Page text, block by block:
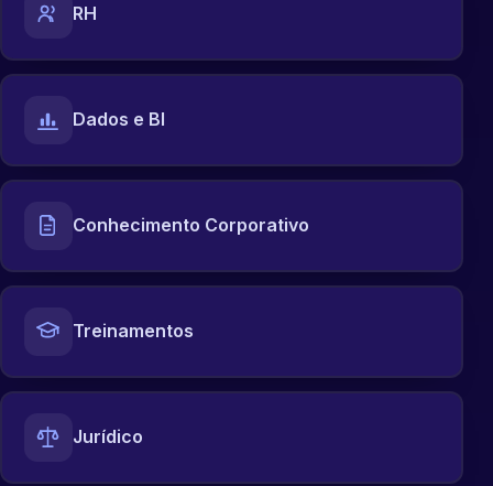
RH
Dados e BI
Conhecimento Corporativo
Treinamentos
Jurídico